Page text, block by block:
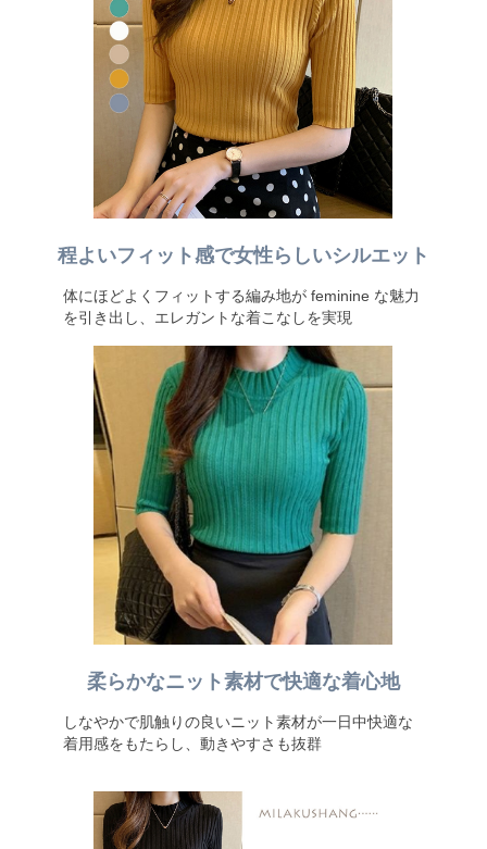
程よいフィット感で女性らしいシルエット
体にほどよくフィットする編み地が feminine な魅力
を引き出し、エレガントな着こなしを実現
柔らかなニット素材で快適な着心地
しなやかで肌触りの良いニット素材が一日中快適な
着用感をもたらし、動きやすさも抜群